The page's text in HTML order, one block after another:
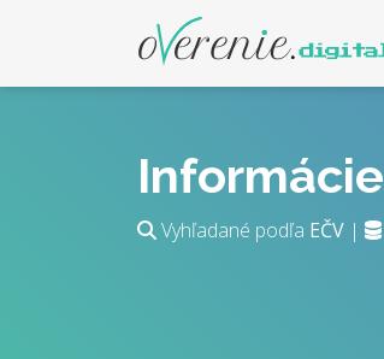
Vyhľadané podľa EČV |